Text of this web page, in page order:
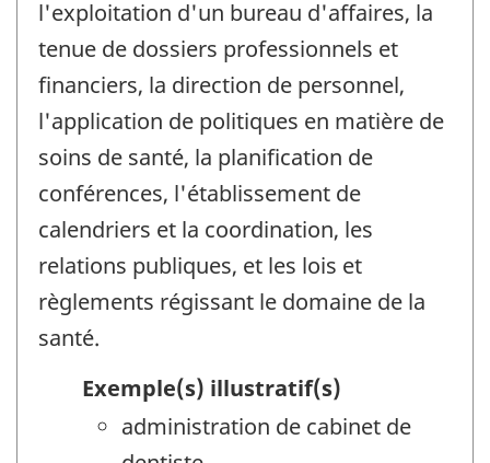
l'exploitation d'un bureau d'affaires, la
tenue de dossiers professionnels et
financiers, la direction de personnel,
l'application de politiques en matière de
soins de santé, la planification de
conférences, l'établissement de
calendriers et la coordination, les
relations publiques, et les lois et
règlements régissant le domaine de la
santé.
Exemple(s) illustratif(s)
administration de cabinet de